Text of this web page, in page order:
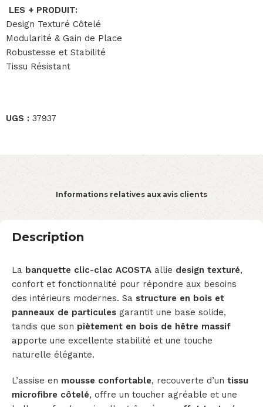
LES + PRODUIT:
Design Texturé Côtelé
Modularité & Gain de Place
Robustesse et Stabilité
Tissu Résistant
UGS : 37937
Informations relatives aux avis clients
Description
La banquette clic-clac ACOSTA allie design texturé,
confort et fonctionnalité pour répondre aux besoins
des intérieurs modernes. Sa structure en bois et
panneaux de particules garantit une base solide,
tandis que son piètement en bois de hêtre massif
apporte une excellente stabilité et une touche
naturelle élégante.
L’assise en mousse confortable, recouverte d’un tissu
microfibre côtelé, offre un toucher agréable et une